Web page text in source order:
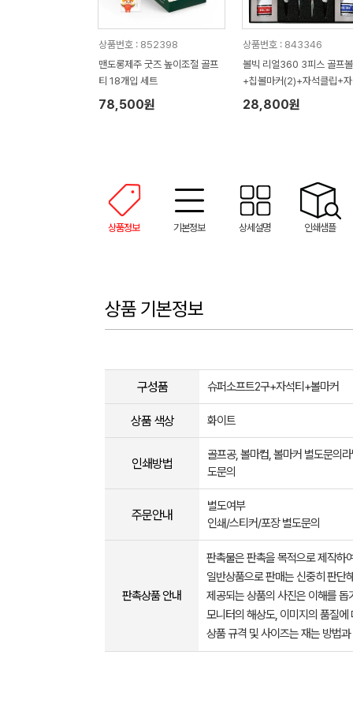
상품번호 : 852398
맨도롱제주 굿즈 높이조절 골프
티 18개입 세트
78,500원
상품번호 : 843346
볼빅 리얼360 3피스 골프
+칩볼마커(2)+자석클립+
티(2) 세트
28,800원
상품정보 기본정보 상세설명 인쇄샘플
상품 기본정보
구성품 슈퍼소프트2구+자석티+볼마커
상품 색상 화이트
인쇄방법
골프공, 볼마컵, 볼마커 별도문의
도문의
주문안내
별도여부
인쇄/스티커/포장 별도문의
판촉상품 안내
판촉물은 판촉을 목적으로 제작하
일반상품으로 판매는 신중히 판단
제공되는 상품의 사진은 이해를
모니터의 해상도, 이미지의 품질
상품 규격 및 사이즈는 재는 방법